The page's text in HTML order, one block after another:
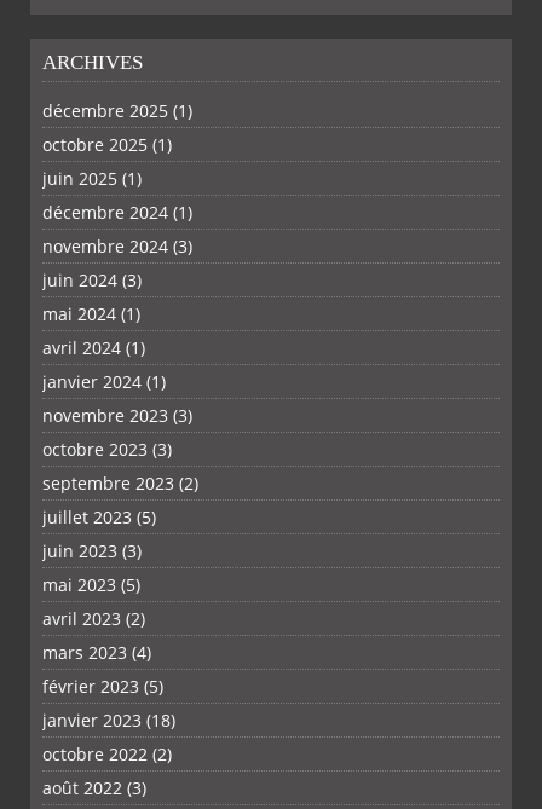
PLUS
ARCHIVES
décembre 2025 (1)
octobre 2025 (1)
juin 2025 (1)
décembre 2024 (1)
novembre 2024 (3)
juin 2024 (3)
mai 2024 (1)
avril 2024 (1)
janvier 2024 (1)
novembre 2023 (3)
octobre 2023 (3)
septembre 2023 (2)
juillet 2023 (5)
juin 2023 (3)
mai 2023 (5)
avril 2023 (2)
mars 2023 (4)
février 2023 (5)
janvier 2023 (18)
octobre 2022 (2)
août 2022 (3)